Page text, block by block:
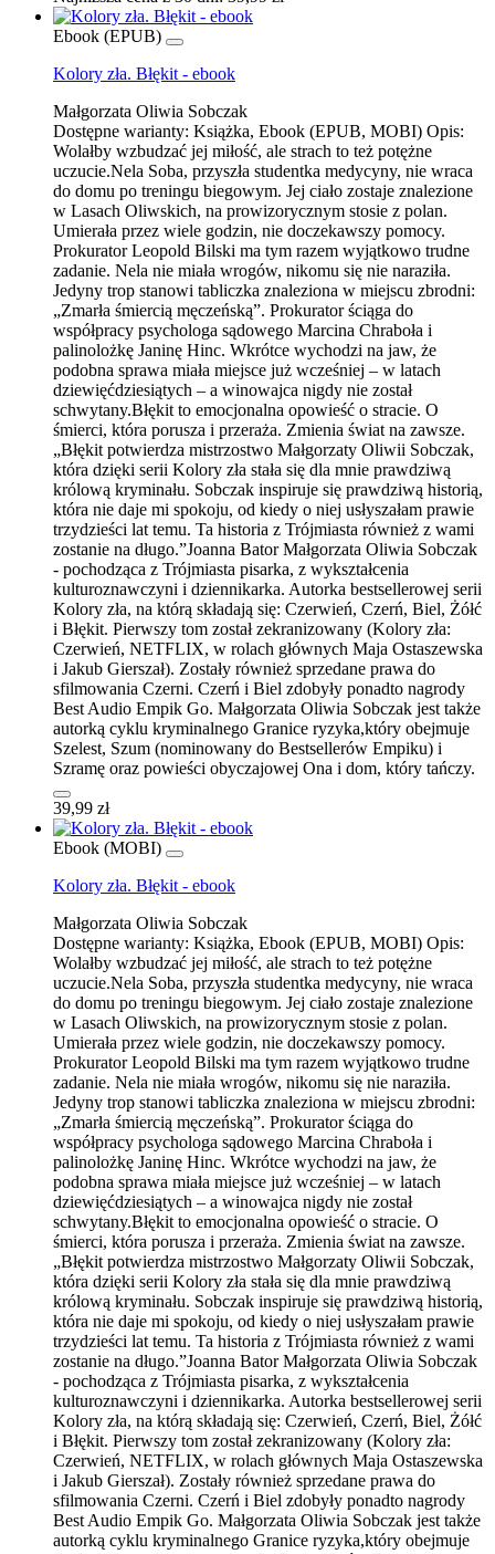
Ebook (EPUB)
Kolory zła. Błękit - ebook
Małgorzata Oliwia Sobczak
Dostępne warianty: Książka, Ebook (EPUB, MOBI) Opis:
Wolałby wzbudzać jej miłość, ale strach to też potężne
uczucie.Nela Soba, przyszła studentka medycyny, nie wraca
do domu po treningu biegowym. Jej ciało zostaje znalezione
w Lasach Oliwskich, na prowizorycznym stosie z polan.
Umierała przez wiele godzin, nie doczekawszy pomocy.
Prokurator Leopold Bilski ma tym razem wyjątkowo trudne
zadanie. Nela nie miała wrogów, nikomu się nie naraziła.
Jedyny trop stanowi tabliczka znaleziona w miejscu zbrodni:
„Zmarła śmiercią męczeńską”. Prokurator ściąga do
współpracy psychologa sądowego Marcina Chraboła i
palinolożkę Janinę Hinc. Wkrótce wychodzi na jaw, że
podobna sprawa miała miejsce już wcześniej – w latach
dziewięćdziesiątych – a winowajca nigdy nie został
schwytany.Błękit to emocjonalna opowieść o stracie. O
śmierci, która porusza i przeraża. Zmienia świat na zawsze.
„Błękit potwierdza mistrzostwo Małgorzaty Oliwii Sobczak,
która dzięki serii Kolory zła stała się dla mnie prawdziwą
królową kryminału. Sobczak inspiruje się prawdziwą historią,
która nie daje mi spokoju, od kiedy o niej usłyszałam prawie
trzydzieści lat temu. Ta historia z Trójmiasta również z wami
zostanie na długo.”Joanna Bator Małgorzata Oliwia Sobczak
- pochodząca z Trójmiasta pisarka, z wykształcenia
kulturoznawczyni i dziennikarka. Autorka bestsellerowej serii
Kolory zła, na którą składają się: Czerwień, Czerń, Biel, Żółć
i Błękit. Pierwszy tom został zekranizowany (Kolory zła:
Czerwień, NETFLIX, w rolach głównych Maja Ostaszewska
i Jakub Gierszał). Zostały również sprzedane prawa do
sfilmowania Czerni. Czerń i Biel zdobyły ponadto nagrody
Best Audio Empik Go. Małgorzata Oliwia Sobczak jest także
autorką cyklu kryminalnego Granice ryzyka,który obejmuje
Szelest, Szum (nominowany do Bestsellerów Empiku) i
Szramę oraz powieści obyczajowej Ona i dom, który tańczy.
39,99 zł
Ebook (MOBI)
Kolory zła. Błękit - ebook
Małgorzata Oliwia Sobczak
Dostępne warianty: Książka, Ebook (EPUB, MOBI) Opis:
Wolałby wzbudzać jej miłość, ale strach to też potężne
uczucie.Nela Soba, przyszła studentka medycyny, nie wraca
do domu po treningu biegowym. Jej ciało zostaje znalezione
w Lasach Oliwskich, na prowizorycznym stosie z polan.
Umierała przez wiele godzin, nie doczekawszy pomocy.
Prokurator Leopold Bilski ma tym razem wyjątkowo trudne
zadanie. Nela nie miała wrogów, nikomu się nie naraziła.
Jedyny trop stanowi tabliczka znaleziona w miejscu zbrodni:
„Zmarła śmiercią męczeńską”. Prokurator ściąga do
współpracy psychologa sądowego Marcina Chraboła i
palinolożkę Janinę Hinc. Wkrótce wychodzi na jaw, że
podobna sprawa miała miejsce już wcześniej – w latach
dziewięćdziesiątych – a winowajca nigdy nie został
schwytany.Błękit to emocjonalna opowieść o stracie. O
śmierci, która porusza i przeraża. Zmienia świat na zawsze.
„Błękit potwierdza mistrzostwo Małgorzaty Oliwii Sobczak,
która dzięki serii Kolory zła stała się dla mnie prawdziwą
królową kryminału. Sobczak inspiruje się prawdziwą historią,
która nie daje mi spokoju, od kiedy o niej usłyszałam prawie
trzydzieści lat temu. Ta historia z Trójmiasta również z wami
zostanie na długo.”Joanna Bator Małgorzata Oliwia Sobczak
- pochodząca z Trójmiasta pisarka, z wykształcenia
kulturoznawczyni i dziennikarka. Autorka bestsellerowej serii
Kolory zła, na którą składają się: Czerwień, Czerń, Biel, Żółć
i Błękit. Pierwszy tom został zekranizowany (Kolory zła:
Czerwień, NETFLIX, w rolach głównych Maja Ostaszewska
i Jakub Gierszał). Zostały również sprzedane prawa do
sfilmowania Czerni. Czerń i Biel zdobyły ponadto nagrody
Best Audio Empik Go. Małgorzata Oliwia Sobczak jest także
autorką cyklu kryminalnego Granice ryzyka,który obejmuje